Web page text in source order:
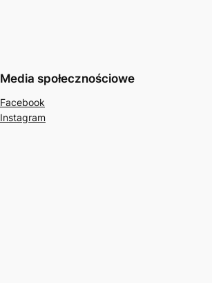
Media społecznościowe
Facebook
Instagram